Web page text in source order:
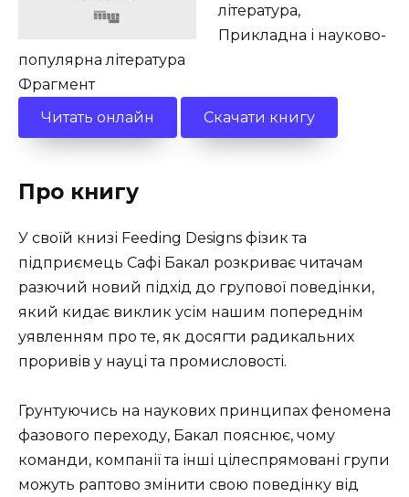
література,
Прикладна і науково-
популярна література
Фрагмент
Читать онлайн
Скачати книгу
Про книгу
У своїй книзі Feeding Designs фізик та
підприємець Сафі Бакал розкриває читачам
разючий новий підхід до групової поведінки,
який кидає виклик усім нашим попереднім
уявленням про те, як досягти радикальних
проривів у науці та промисловості.
Грунтуючись на наукових принципах феномена
фазового переходу, Бакал пояснює, чому
команди, компанії та інші цілеспрямовані групи
можуть раптово змінити свою поведінку від